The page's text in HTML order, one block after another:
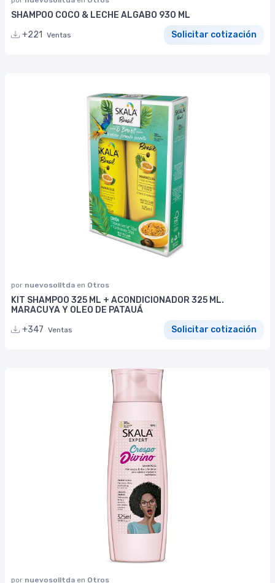
SHAMPOO COCO & LECHE ALGABO 930 ML
+221
Ventas Solicitar cotización
por nuevosolltda en Otros
KIT SHAMPOO 325 ML + ACONDICIONADOR 325 ML.
MARACUYA Y OLEO DE PATAUÁ
+347 Ventas Solicitar cotización
por nuevosolltda en Otros